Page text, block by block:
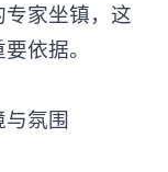
家坐镇，这
依据。
氛围‌